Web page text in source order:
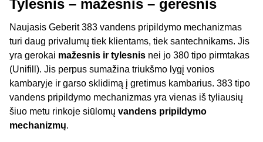
Tylesnis – mažesnis – geresnis
Naujasis Geberit 383 vandens pripildymo mechanizmas
turi daug privalumų tiek klientams, tiek santechnikams. Jis
yra gerokai mažesnis ir tylesnis nei jo 380 tipo pirmtakas
(Unifill). Jis perpus sumažina triukšmo lygį vonios
kambaryje ir garso sklidimą į gretimus kambarius. 383 tipo
vandens pripildymo mechanizmas yra vienas iš tyliausių
šiuo metu rinkoje siūlomų vandens pripildymo
mechanizmų.